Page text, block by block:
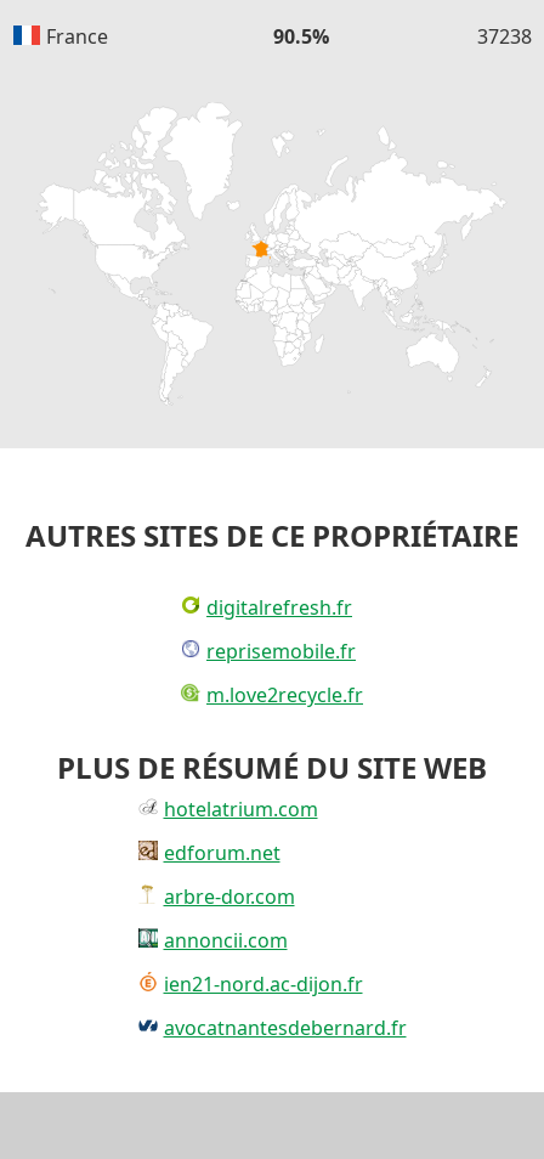
France 90.5% 37238
AUTRES SITES DE CE PROPRIÉTAIRE
digitalrefresh.fr
reprisemobile.fr
m.love2recycle.fr
PLUS DE RÉSUMÉ DU SITE WEB
hotelatrium.com
edforum.net
arbre-dor.com
annoncii.com
ien21-nord.ac-dijon.fr
avocatnantesdebernard.fr